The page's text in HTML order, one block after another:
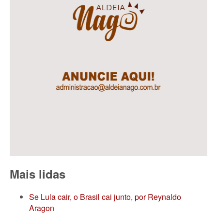
Mais lidas
Se Lula cair, o Brasil cai junto, por Reynaldo
Aragon